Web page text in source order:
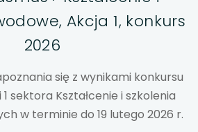
link otwiera się w nowej karcie
link otwiera się w nowej karcie
link otwiera się w nowej karcie
Akcja 1, konkurs
2026
się z wynikami konkursu
sektora Kształcenie i szkolenia
w terminie do 19 lutego 2026 r.